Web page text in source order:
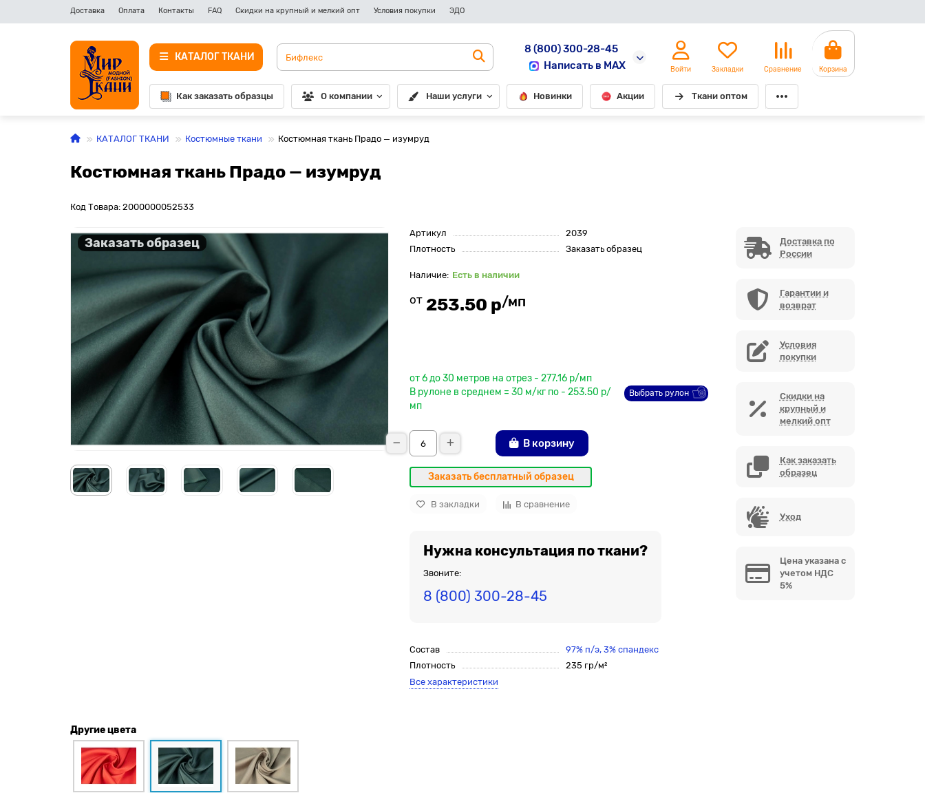
Доставка Оплата Контакты FAQ Скидки на крупный и мелкий опт Условия покупки ЭДО
КАТАЛОГ ТКАНИ
8 (800) 300-28-45
Написать в MAX
Войти Закладки Сравнение Корзина
Как заказать образцы О компании Наши услуги Новинки Акции Ткани оптом
КАТАЛОГ ТКАНИ Костюмные ткани Костюмная ткань Прадо — изумруд
Костюмная ткань Прадо — изумруд
Код Товара: 2000000052533
Заказать образец
Артикул
2039
Плотность
Заказать образец
Есть в наличии
от 253.50 р/мп
от 6 до 30 метров на отрез - 277.16 р/мп
В рулоне в среднем = 30 м/кг по - 253.50 р/
мп
Выбрать рулон
В корзину
Заказать бесплатный образец
В закладки В сравнение
Нужна консультация по ткани?
Звоните:
8 (800) 300-28-45
Состав
97% п/э, 3% спандекс
Плотность
235 гр/м²
Все характеристики
Доставка по
России
Гарантии и
возврат
Условия
покупки
Скидки на
крупный и
мелкий опт
Как заказать
образец
Уход
Цена указана с
учетом НДС
5%
Другие цвета